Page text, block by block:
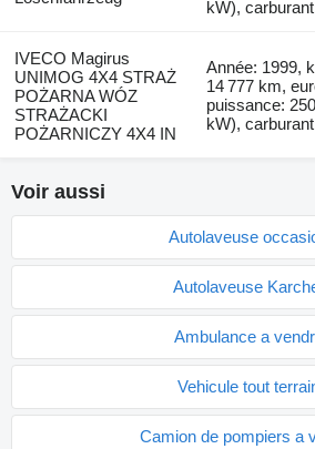
kW),
IVECO Magirus
UNIMOG 4X4 STRAŻ
POŻARNA WÓZ
STRAŻACKI
POŻARNICZY 4X4 IN
Année: 1999,
14 777 km,
puissance:
kW),
Voir aussi
Autolaveuse
Autolaveuse
Ambulance a
Vehicule tout
Camion de pompiers a